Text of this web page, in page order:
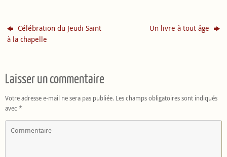
Célébration du Jeudi Saint
à la chapelle
Un livre à tout âge
Laisser un commentaire
Votre adresse e-mail ne sera pas publiée. Les champs obligatoires sont indiqués
avec *